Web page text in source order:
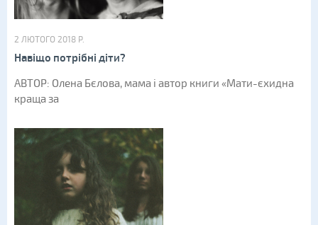
2 ЛЮТОГО 2018 Р.
Навіщо потрібні діти?
АВТОР: Олена Бєлова, мама і автор книги «Мати-єхидна
краща за